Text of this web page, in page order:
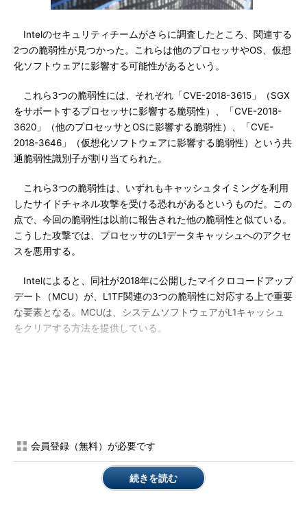
Intelのセキュリティチームがさらに調査したところ、関連する
2つの脆弱性が見つかった。これらは他のプロセッサやOS、仮想
化ソフトウェアに影響する可能性があるという。
これら3つの脆弱性には、それぞれ「CVE-2018-3615」（SGX
をサポートするプロセッサに影響する脆弱性）、「CVE-2018-
3620」（他のプロセッサとOSに影響する脆弱性）、「CVE-
2018-3646」（仮想化ソフトウェアに影響する脆弱性）という共
通脆弱性識別子が割り当てられた。
これら3つの脆弱性は、いずれもキャッシュタイミングを利用
したサイドチャネル攻撃を受ける恐れがあるというものだ。この
点で、今回の脆弱性は以前に報告された他の脆弱性と似ている。
こうした攻撃では、プロセッサのL1データキャッシュへのアクセ
スを悪用する。
Intelによると、同社が2018年に公開したマイクロコードアップ
デート（MCU）が、L1TF関連の3つの脆弱性に対応する上で重要
な要素となる。MCUは、システムソフトウェアがL1キャッシュ
をクリアする方法を提供している。
仮想化技術を使っている場合は対処が複雑に
Intelは、MCUによってシステムがアップデートされると、仮
想化されていないOSを実行している消費者と企業ユーザーのリ
会員登録（無料）が必要です
続きを読む